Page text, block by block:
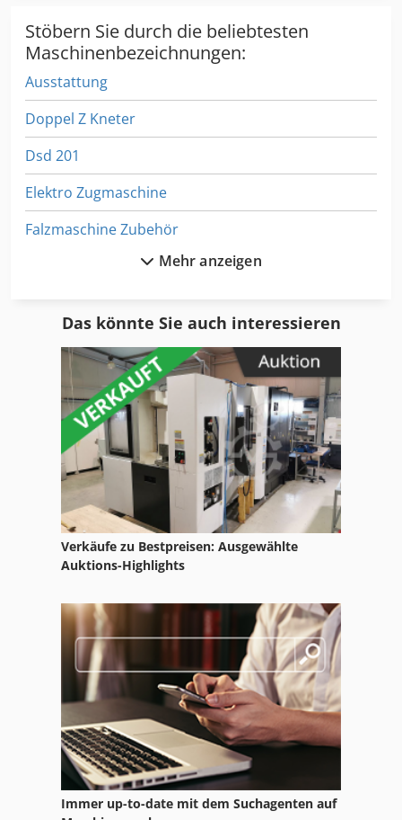
Stöbern Sie durch die beliebtesten
Maschinenbezeichnungen:
Ausstattung
Doppel Z Kneter
Dsd 201
Elektro Zugmaschine
Falzmaschine Zubehör
Kgs 1670
Kotz Und Söhne
L Z Drehmaschine
Längs Und Qürschneider 3022
Schlitz Und Zapfenmaschine
Senk Errodiermaschine
Tur 560
Zapfwellen Zubehör
Zentrierseite Mit Stirnseitenmitnehmer
Mehr anzeigen
Das könnte Sie auch interessieren
Verkäufe zu Bestpreisen: Ausgewählte
Auktions-Highlights
Immer up-to-date mit dem Suchagenten auf